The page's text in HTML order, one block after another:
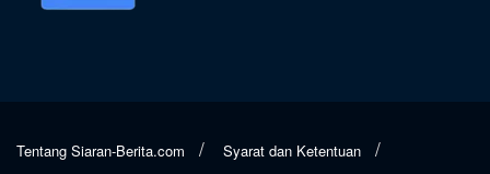
Tentang Siaran-Berita.com
Syarat dan Ketentuan